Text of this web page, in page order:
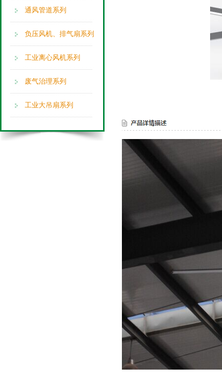
通风管道系列
负压风机、排气扇系列
工业离心风机系列
废气治理系列
工业大吊扇系列